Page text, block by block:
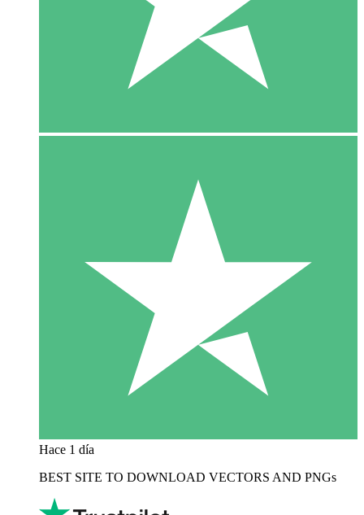
Hace 1 día
BEST SITE TO DOWNLOAD VECTORS AND PNGs